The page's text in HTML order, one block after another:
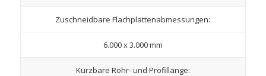
Zuschneidbare Flachplattenabmessungen:
6.000 x 3.000 mm
Kürzbare Rohr- und Profillänge: